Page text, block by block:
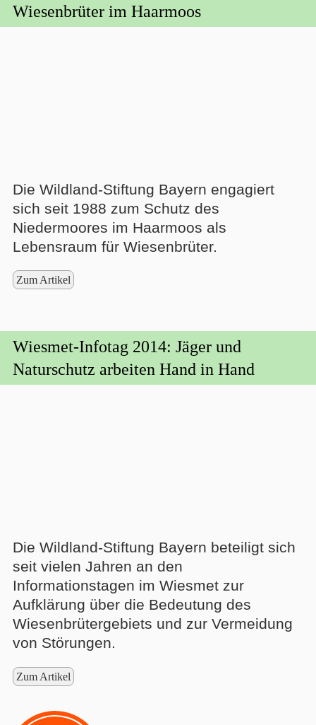
Wiesenbrüter im Haarmoos
Die Wildland-Stiftung Bayern engagiert
sich seit 1988 zum Schutz des
Niedermoores im Haarmoos als
Lebensraum für Wiesenbrüter.
Zum Artikel
Wiesmet-Infotag 2014: Jäger und
Naturschutz arbeiten Hand in Hand
Die Wildland-Stiftung Bayern beteiligt sich
seit vielen Jahren an den
Informationstagen im Wiesmet zur
Aufklärung über die Bedeutung des
Wiesenbrütergebiets und zur Vermeidung
von Störungen.
Zum Artikel